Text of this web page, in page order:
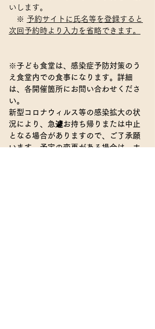
いします。
※ 予約サイトに氏名等を登録すると
次回予約時より入力を省略できます。
※子ども食堂は、感染症予防対策のう
え食堂内での食事になります。詳細
は、各開催箇所にお問い合わせくださ
い。
新型コロナウィルス等の感染拡大の状
況により、急遽お持ち帰りまたは中止
となる場合がありますので、ご了承願
います。予定の変更がある場合は、ホ